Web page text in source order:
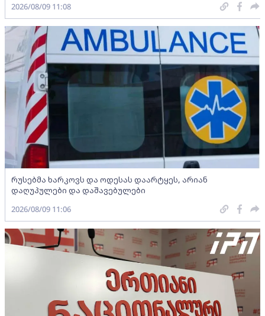
2026/08/09 11:08
რუსებმა ხარკოვს და ოდესას დაარტყეს, არიან
დაღუპულები და დაშავებულები
2026/08/09 11:06